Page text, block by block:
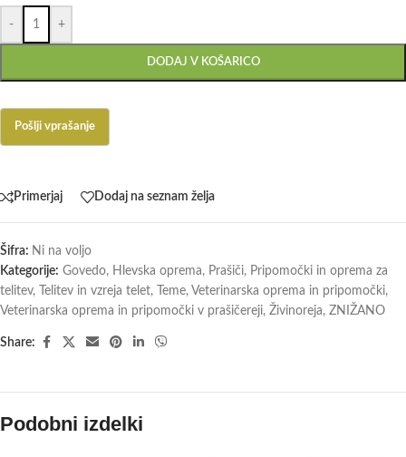
- +
DODAJ V KOŠARICO
Primerjaj Dodaj na seznam želja
Šifra: Ni na voljo
Kategorije: Govedo, Hlevska oprema, Prašiči, Pripomočki in oprema za
telitev, Telitev in vzreja telet, Teme, Veterinarska oprema in pripomočki,
Veterinarska oprema in pripomočki v prašičereji, Živinoreja, ZNIŽANO
Share:
Podobni izdelki